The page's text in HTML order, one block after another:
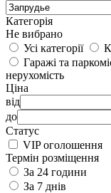
Категорія
Не вибрано
Усі категорії
Гаражі та
нерухомість
Ціна
від
до
Статус
VIP оголошення
Термін розміщення
За 24 години
За 7 днів